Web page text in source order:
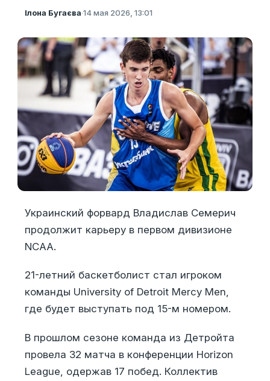
Ілона Бугаєва·14 мая 2026, 13:01
Украинский форвард Владислав Семерич
продолжит карьеру в первом дивизионе
NCAA.
21-летний баскетболист стал игроком
команды University of Detroit Mercy Men,
где будет выступать под 15-м номером.
В прошлом сезоне команда из Детройта
провела 32 матча в конференции Horizon
League, одержав 17 побед. Коллектив